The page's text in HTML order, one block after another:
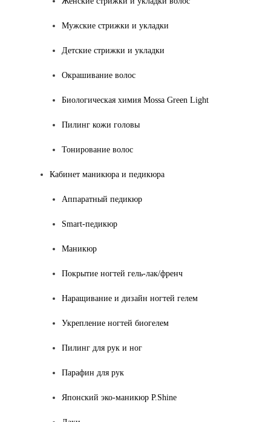
Мужские стрижки и укладки
Детские стрижки и укладки
Окрашивание волос
Биологическая химия Mossa Green Light
Пилинг кожи головы
Тонирование волос
Кабинет маникюра и педикюра
Аппаратный педикюр
Smart-педикюр
Маникюр
Покрытие ногтей гель-лак/френч
Наращивание и дизайн ногтей гелем
Укрепление ногтей биогелем
Пилинг для рук и ног
Парафин для рук
Японский эко-маникюр P.Shine